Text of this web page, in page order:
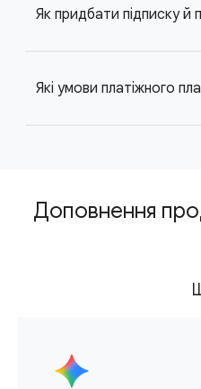
Як придбати підписку й
Які умови платіжного
Доповнення